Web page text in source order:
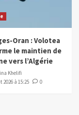
Oran : Volotea
le maintien de
vers l’Algérie
Khelifi
2026 à 15:25
0